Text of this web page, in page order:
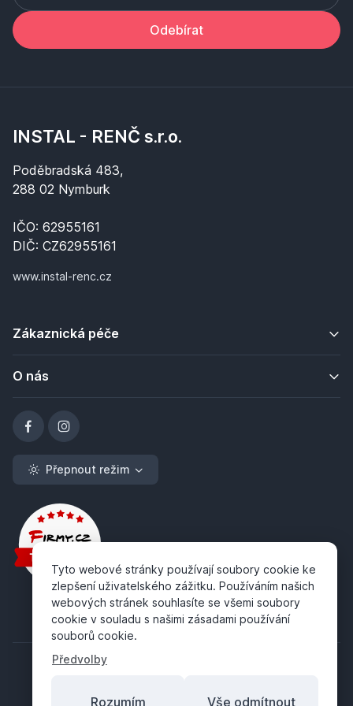
Odebírat
INSTAL - RENČ s.r.o.
Poděbradská 483,
288 02 Nymburk
IČO: 62955161
DIČ: CZ62955161
www.instal-renc.cz
Zákaznická péče
O nás
Přepnout režim
Tyto webové stránky používají soubory cookie ke
zlepšení uživatelského zážitku. Používáním našich
webových stránek souhlasíte se všemi soubory
cookie v souladu s našimi zásadami používání
souborů cookie.
Předvolby
Rozumím Vše odmítnout